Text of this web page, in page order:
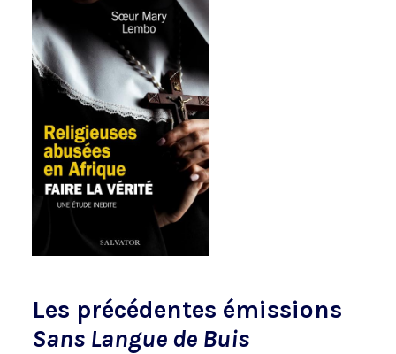
Les précédentes émissions
Sans Langue de Buis